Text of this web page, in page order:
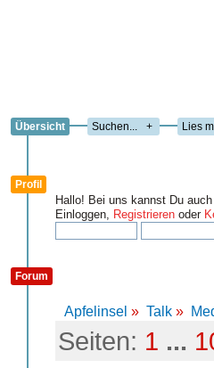
Übersicht + Lies
Profil
Hallo! Bei uns kannst Du
Einloggen, Registrieren oder
Forum
Apfelinsel » Talk »
Seiten: 1 ...